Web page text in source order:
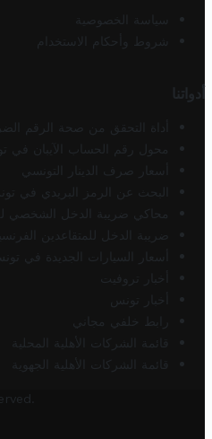
سياسة الخصوصية
شروط وأحكام الاستخدام
أدواتنا
أداة التحقق من صحة الرقم
محول رقم الحساب الآيبان في
أسعار صرف الدينار التونسي
البحث عن الرمز البريدي في
محاكي ضريبة الدخل الشخصي
ضريبة الدخل للمتقاعدين
أسعار السيارات الجديدة في
أخبار تروفيت
أخبار تونس
رابط خلفي مجاني
قائمة الشركات الأهلية المحلية
قائمة الشركات الأهلية الجهوية